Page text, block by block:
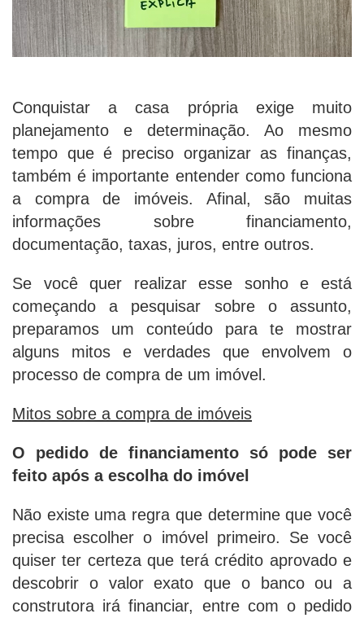
Conquistar a casa própria exige muito
planejamento e determinação. Ao mesmo
tempo que é preciso organizar as finanças,
também é importante entender como funciona
a compra de imóveis. Afinal, são muitas
informações sobre financiamento,
documentação, taxas, juros, entre outros.
Se você quer realizar esse sonho e está
começando a pesquisar sobre o assunto,
preparamos um conteúdo para te mostrar
alguns mitos e verdades que envolvem o
processo de compra de um imóvel.
Mitos sobre a compra de imóveis
O pedido de financiamento só pode ser
feito após a escolha do imóvel
Não existe uma regra que determine que você
precisa escolher o imóvel primeiro. Se você
quiser ter certeza que terá crédito aprovado e
descobrir o valor exato que o banco ou a
construtora irá financiar, entre com o pedido